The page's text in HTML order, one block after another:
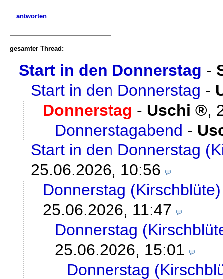
antworten
gesamter Thread:
Start in den Donnerstag -
Start in den Donnerstag -
Donnerstag - Uschi ,
Donnerstagabend -
Start in den Donnerstag
25.06.2026, 10:56
Donnerstag (Kirschblüte)
25.06.2026, 11:47
Donnerstag
25.06.2026, 15:01
Donnerstag